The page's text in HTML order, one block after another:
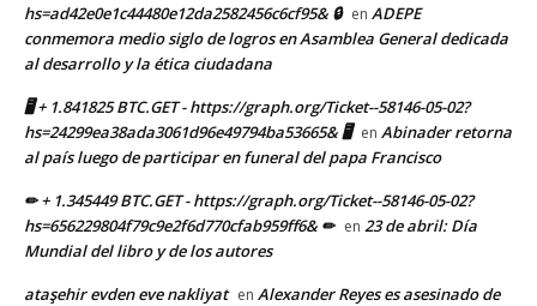
hs=ad42e0e1c44480e12da2582456c6cf95& 🔒 en ADEPE
conmemora medio siglo de logros en Asamblea General dedicada
al desarrollo y la ética ciudadana
🖥 + 1.841825 BTC.GET - https://graph.org/Ticket--58146-05-02?
hs=24299ea38ada3061d96e49794ba53665& 🖥 en Abinader retorna
al país luego de participar en funeral del papa Francisco
✏ + 1.345449 BTC.GET - https://graph.org/Ticket--58146-05-02?
hs=656229804f79c9e2f6d770cfab959ff6& ✏ en 23 de abril: Día
Mundial del libro y de los autores
ataşehir evden eve nakliyat en Alexander Reyes es asesinado de